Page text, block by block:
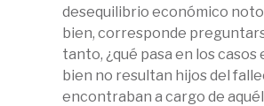
desequilibrio económico
bien, corresponde
tanto, ¿qué pasa en los casos
bien no resultan hijos del
encontraban a cargo de